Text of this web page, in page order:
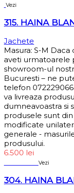
Vezi
315. HAINA
Jachete
Masura: S-M
aveti urmatoarele
showroom-ul
Bucuresti – ne
telefon
va livreaza
dumneavoastra si
produsele sunt
modificate
generale -
produsului.
6.500 lei
Vezi
304. HAINA